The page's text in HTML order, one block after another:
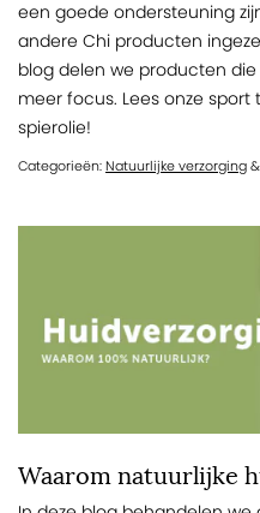
een goede ondersteuning
andere Chi producten
blog delen we producten
meer focus. Lees onze
spierolie!
Categorieën:Natuurlijke verzorging&
Waarom natuurlijke